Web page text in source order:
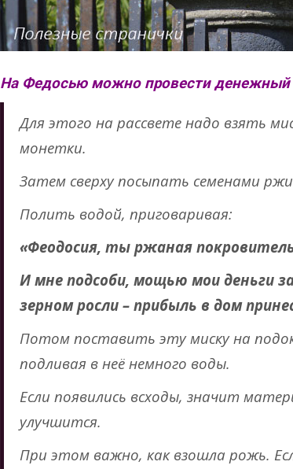
На Федосью можно провести денежный
Для этого на рассвете надо взять
монетки.
Затем сверху посыпать семенами
Полить водой, приговаривая:
«Феодосия, ты ржаная
И мне подсоби, мощью мои деньги
зерном росли – прибыль в дом
Потом поставить эту миску на
подливая в неё немного воды.
Если появились всходы, значит
улучшится.
При этом важно, как взошла рожь.